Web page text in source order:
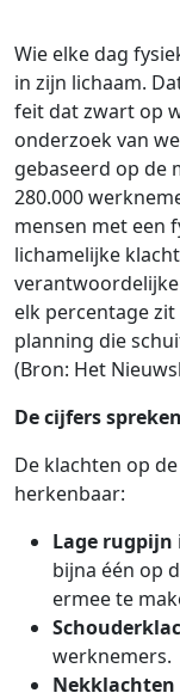
Wie elke dag
in zijn lichaam.
feit dat zwart op
onderzoek van
gebaseerd op de
280.000
mensen met een
lichamelijke
elk percentage
planning die
(Bron: Het
De cijfers
De klachten op
herkenbaar:
Lage rugpijn
bijna één op
ermee te
werknemers.
Nekklachten